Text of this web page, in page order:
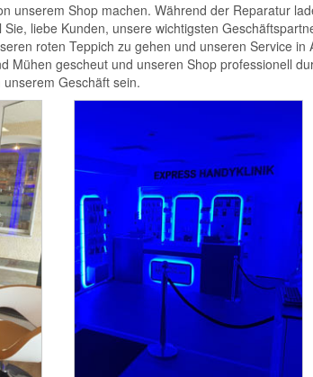
unserem Shop machen. Während der Reparatur
liebe Kunden, unsere wichtigsten
roten Teppich zu gehen und unseren Service
gescheut und unseren Shop professionell
Geschäft sein.